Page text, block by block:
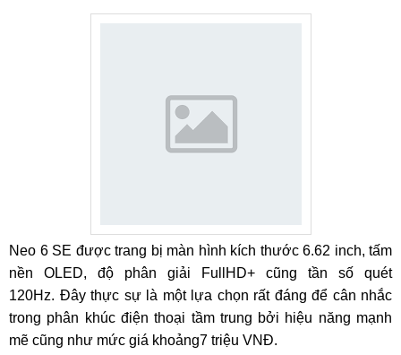
Neo 6 SE được trang bị màn hình kích thước 6.62 inch, tấm
nền OLED, độ phân giải FullHD+ cũng tần số quét
120Hz. Đây thực sự là một lựa chọn rất đáng để cân nhắc
trong phân khúc điện thoại tầm trung bởi hiệu năng mạnh
mẽ cũng như mức giá khoảng7 triệu VNĐ.